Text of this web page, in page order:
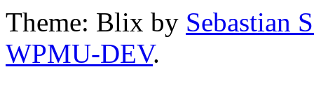
Theme: Blix by Sebastian
WPMU-DEV.